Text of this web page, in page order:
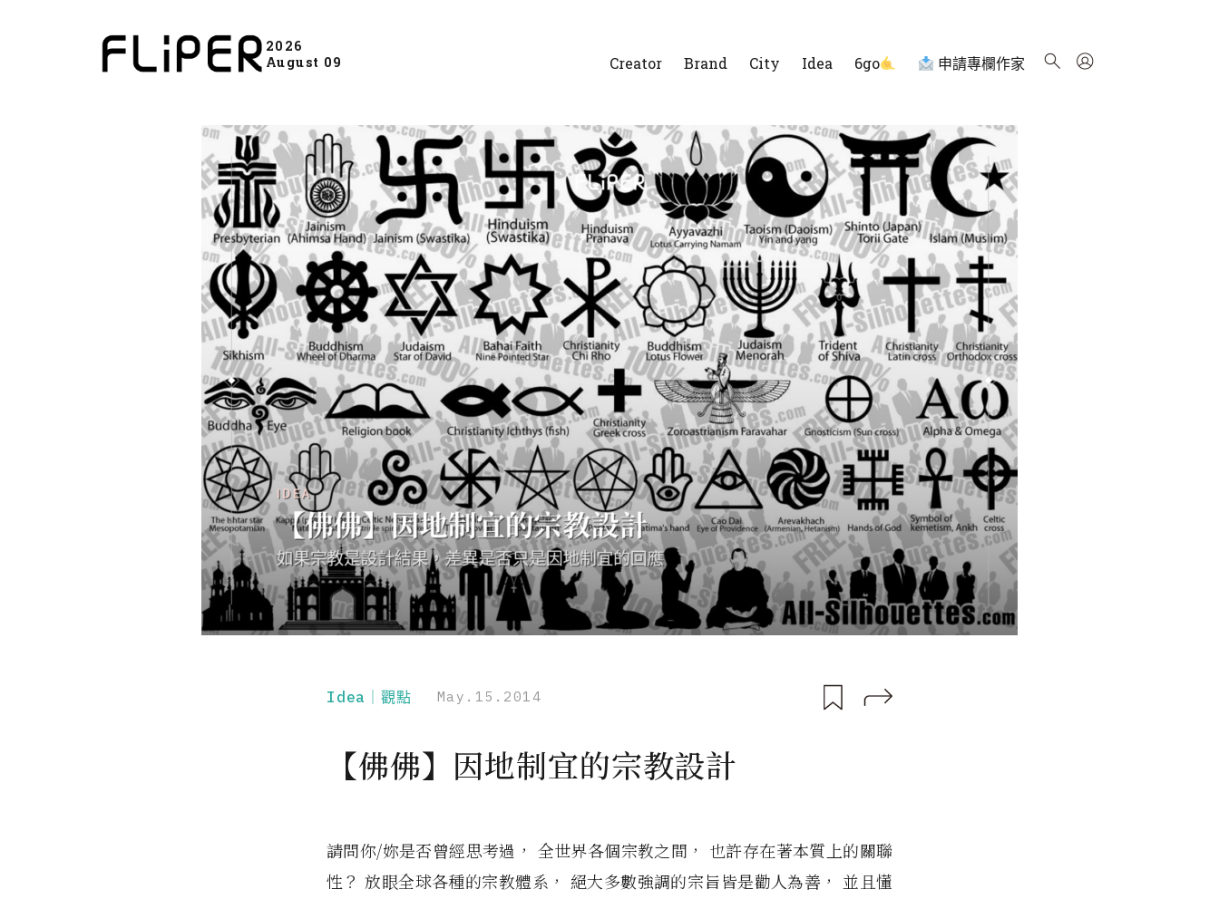
2026
August 09
Creator Brand City Idea 6go 申請專欄作家
Idea｜觀點 May.15.2014
【佛佛】因地制宜的宗教設計
請問你/妳是否曾經思考過， 全世界各個宗教之間， 也許存在著本質上的關聯
性？ 放眼全球各種的宗教體系， 絕大多數強調的宗旨皆是勸人為善， 並且懂